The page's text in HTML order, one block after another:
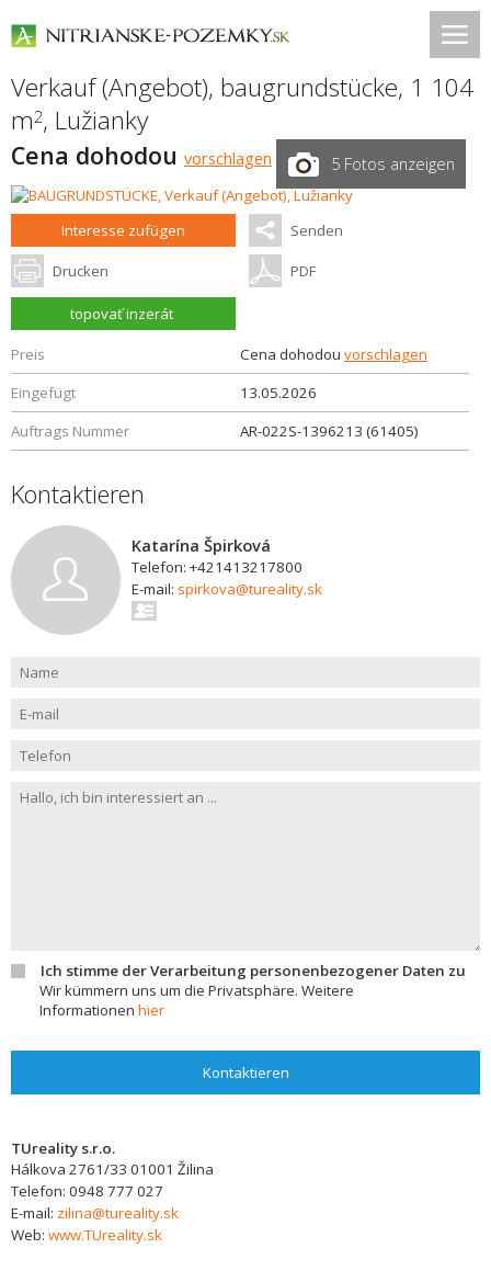
Verkauf (Angebot), baugrundstücke, 1 104
m2, Lužianky
Cena dohodou vorschlagen 5 Fotos anzeigen
Interesse zufügen Senden
Drucken PDF
topovať inzerát
Preis Cena dohodou vorschlagen
Eingefügt
13.05.2026
Auftrags Nummer
AR-022S-1396213 (61405)
Kontaktieren
Katarína Špirková
Telefon: +421413217800
E-mail: spirkova@tureality.sk
Ich stimme der Verarbeitung personenbezogener Daten zu
Wir kümmern uns um die Privatsphäre. Weitere
Informationen hier
Kontaktieren
TUreality s.r.o.
Hálkova 2761/33 01001 Žilina
Telefon: 0948 777 027
E-mail: zilina@tureality.sk
Web: www.TUreality.sk